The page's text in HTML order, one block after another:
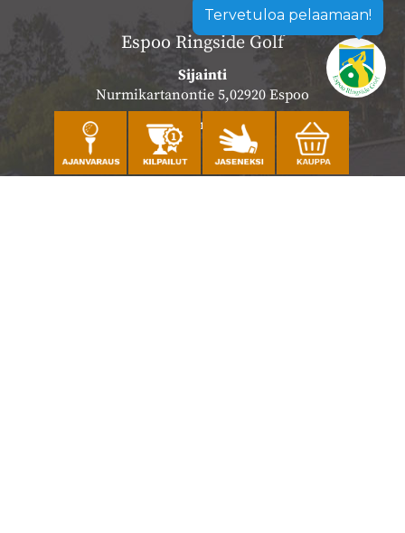
Tervetuloa pelaamaan!
Espoo Ringside Golf
Sijainti
Nurmikartanontie 5,02920 Espoo
Katso sijainti kartalla